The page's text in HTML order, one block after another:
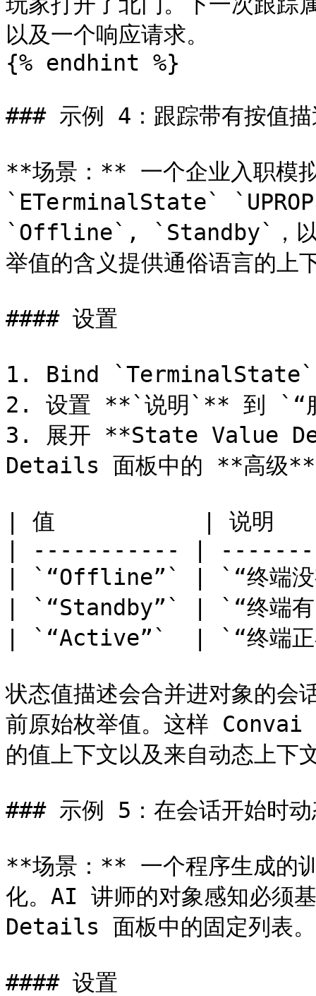
以及一个响应请求。
{% endhint %}
### 示例 4：跟踪带有按值描
**场景：** 一个企业入职模
`ETerminalState`
`Offline`, `Standby`，以
举值的含义提供通俗语言的上
#### 设置
1. Bind `TerminalState`
2. 设置 **`说明`** 到 `“服
3. 展开 **State Value
Details 面板中的 **高级**
| 值           | 说
| ----------- |
| `“Offline”` | `“终端
| `“Standby”` | `“终端有
| `“Active”`  | `“终端
状态值描述会合并进对象的会
前原始枚举值。这样
的值上下文以及来自动态上下
### 示例 5：在会话开始时动
**场景：** 一个程序生成的
化。AI 讲师的对象感知必须
Details 面板中的固定列表。
#### 设置